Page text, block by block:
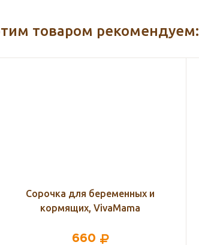
товаром рекомендуем:
Сорочка для беременных и
кормящих, VivaMama
660